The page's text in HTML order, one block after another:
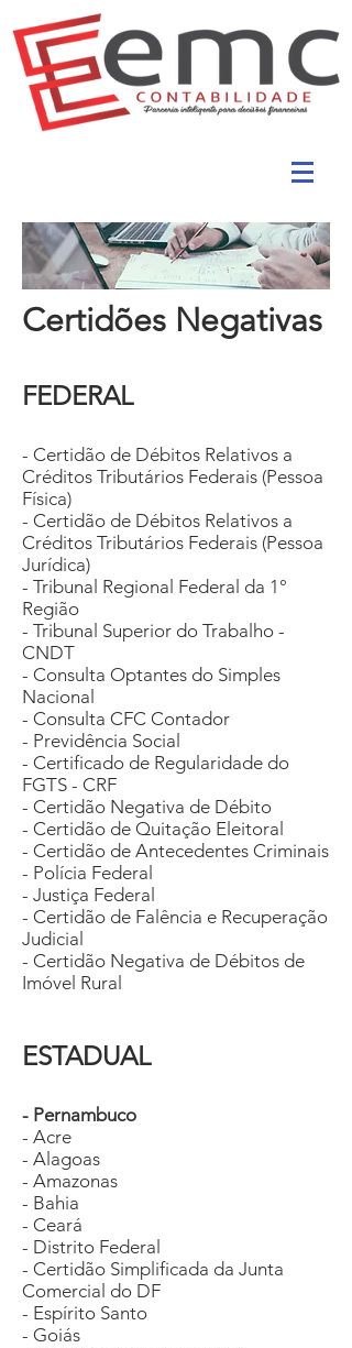
Certidões Negativas
FEDERAL​
- Certidão de Débitos Relativos a
Créditos Tributários Federais (Pessoa
Física)
- Certidão de Débitos Relativos a
Créditos Tributários Federais (Pessoa
Jurídica)
- Tribunal Regional Federal da 1°
Região
- Tribunal Superior do Trabalho -
CNDT
- Consulta Optantes do Simples
Nacional
- Consulta CFC Contador
- Previdência Social
- Certificado de Regularidade do
FGTS - CRF
- Certidão Negativa de Débito
- Certidão de Quitação Eleitoral
- Certidão de Antecedentes Criminais
- Polícia Federal
- Justiça Federal
- Certidão de Falência e Recuperação
Judicial
- Certidão Negativa de Débitos de
Imóvel Rural
ESTADUAL
- Pernambuco
- Acre
- Alagoas
- Amazonas
- Bahia
- Ceará
- Distrito Federal
- Certidão Simplificada da Junta
Comercial do DF
- Espírito Santo
- Goiás